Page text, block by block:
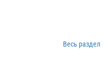
Весь раздел